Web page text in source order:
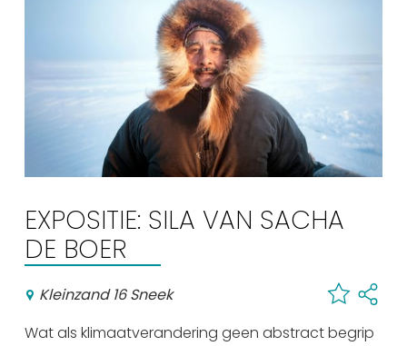
Winkelen, uitgaan en doen
Eten, drinken & uitgaan
Watersport
Overnachten
En meer
Arrangementen
Jouw Sneek
De Friese meren
Other languages
EXPOSITIE: SILA VAN SACHA
DE BOER
Kleinzand 16 Sneek
Wat als klimaatverandering geen abstract begrip